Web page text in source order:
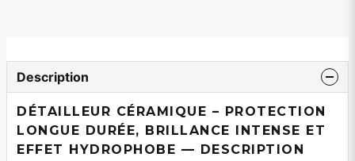
Description
DÉTAILLEUR CÉRAMIQUE – PROTECTION
LONGUE DURÉE, BRILLANCE INTENSE ET
EFFET HYDROPHOBE — DESCRIPTION